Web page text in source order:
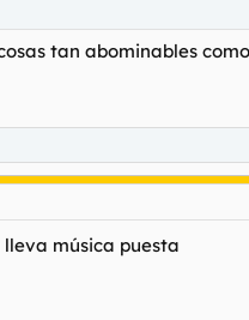
tan abominables
música puesta